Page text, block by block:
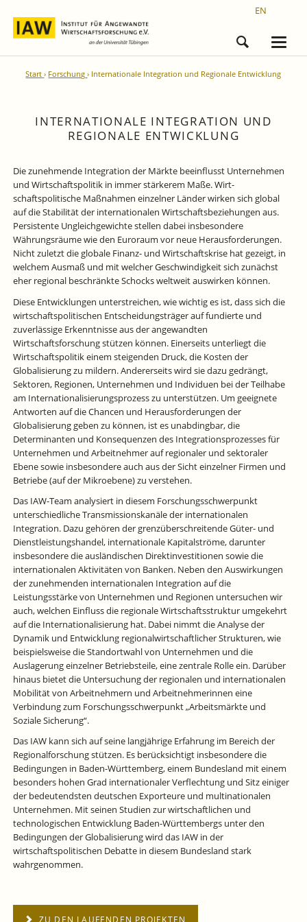
EN
Start Forschung Internationale Integration und Regionale Entwicklung
INTERNATIONALE INTEGRATION UND
REGIONALE ENTWICKLUNG
Die zunehmende Integration der Märk­te beeinflusst Unternehmen
und Wirtschaftspolitik in immer stärkerem Maße. Wirt­
schaftspolitische Maßnahmen einzelner Länder wirken sich global
auf die Stabilität der internationalen Wirtschaftsbeziehungen aus.
Persistente Ungleichgewichte stellen dabei insbesondere
Währungsräume wie den Euroraum vor neue Herausforderungen.
Nicht zuletzt die globale Finanz- und Wirtschaftskrise hat gezeigt, in
welchem Ausmaß und mit welcher Geschwindigkeit sich zunächst
eher regional beschränkte Schocks weltweit auswirken können.
Diese Entwicklungen unterstreichen, wie wichtig es ist, dass sich die
wirtschafts­politischen Entscheidungsträger auf fundierte und
zuverlässige Erkenntnisse aus der angewandten
Wirtschaftsforschung stützen können. Einerseits unterliegt die
Wirtschaftspolitik einem steigenden Druck, die Kosten der
Globalisierung zu mildern. Andererseits wird sie dazu gedrängt,
Sektoren, Regionen, Unternehmen und Individuen bei der Teilhabe
am Internationalisierungsprozess zu unter­stützen. Um geeignete
Antworten auf die Chancen und Herausforderungen der
Globalisierung geben zu können, ist es unabdingbar, die
Determinanten und Konsequenzen des Integrationsprozesses für
Unternehmen und Arbeitnehmer auf regionaler und sektoraler
Ebene sowie insbesondere auch aus der Sicht einzelner Firmen und
Betriebe (auf der Mikroebene) zu verstehen.
Das IAW-Team analysiert in diesem Forschungsschwerpunkt
unterschiedliche Transmissionskanäle der internationalen
Integration. Dazu gehören der grenz­über­schreitende Güter- und
Dienstleis­tungshandel, internationale Kapitalströme, darunter
insbesondere die aus­ländischen Direktinvestitionen sowie die
internationalen Aktivitäten von Banken. Neben den Auswirkungen
der zunehmenden internationalen Integration auf die
Leistungsstärke von Unternehmen und Regionen untersuchen wir
auch, welchen Einfluss die regionale Wirtschaftsstruktur umgekehrt
auf die Internationalisierung hat. Dabei nimmt die Analyse der
Dynamik und Entwicklung regionalwirtschaftlicher Strukturen, wie
beispielsweise die Standortwahl von Unternehmen und die
Auslagerung einzelner Betriebsteile, eine zentrale Rolle ein. Darüber
hinaus bietet die Untersuchung der regionalen und internationalen
Mobilität von Arbeitnehmern und Arbeitnehmerinnen eine
Verbindung zum Forschungsschwerpunkt „Arbeitsmärkte und
Soziale Sicherung“.
Das IAW kann sich auf seine langjährige Erfahrung im Bereich der
Regionalforschung stützen. Es berücksichtigt insbesondere die
Bedingungen in Baden-Württemberg, einem Bundesland mit einem
besonders hohen Grad internationaler Verflechtung und Sitz einiger
der bedeutendsten deutschen Exporteure und multinationalen
Unternehmen. Mit seinen Studien zur wirtschaftlichen und
technologischen Entwicklung Baden-Württembergs unter den
Bedingungen der Globalisierung wird das IAW in der
wirtschaftspolitischen Debatte in diesem Bundesland stark
wahrgenommen.
ZU DEN LAUFENDEN PROJEKTEN